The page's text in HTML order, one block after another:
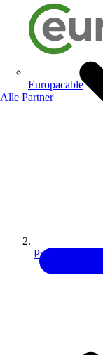
Europacable
Alle Partner
Produkte